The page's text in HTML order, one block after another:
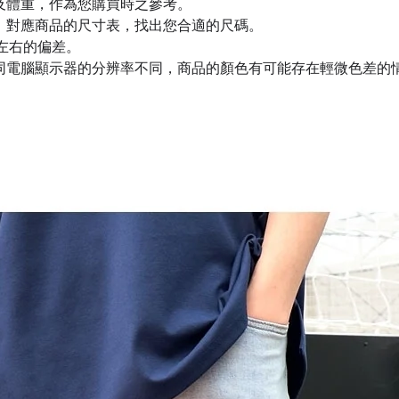
重，作為您購買時之參考。
應商品的尺寸表，找出您合適的尺碼。
的偏差。
腦顯示器的分辨率不同，商品的顏色有可能存在輕微色差的